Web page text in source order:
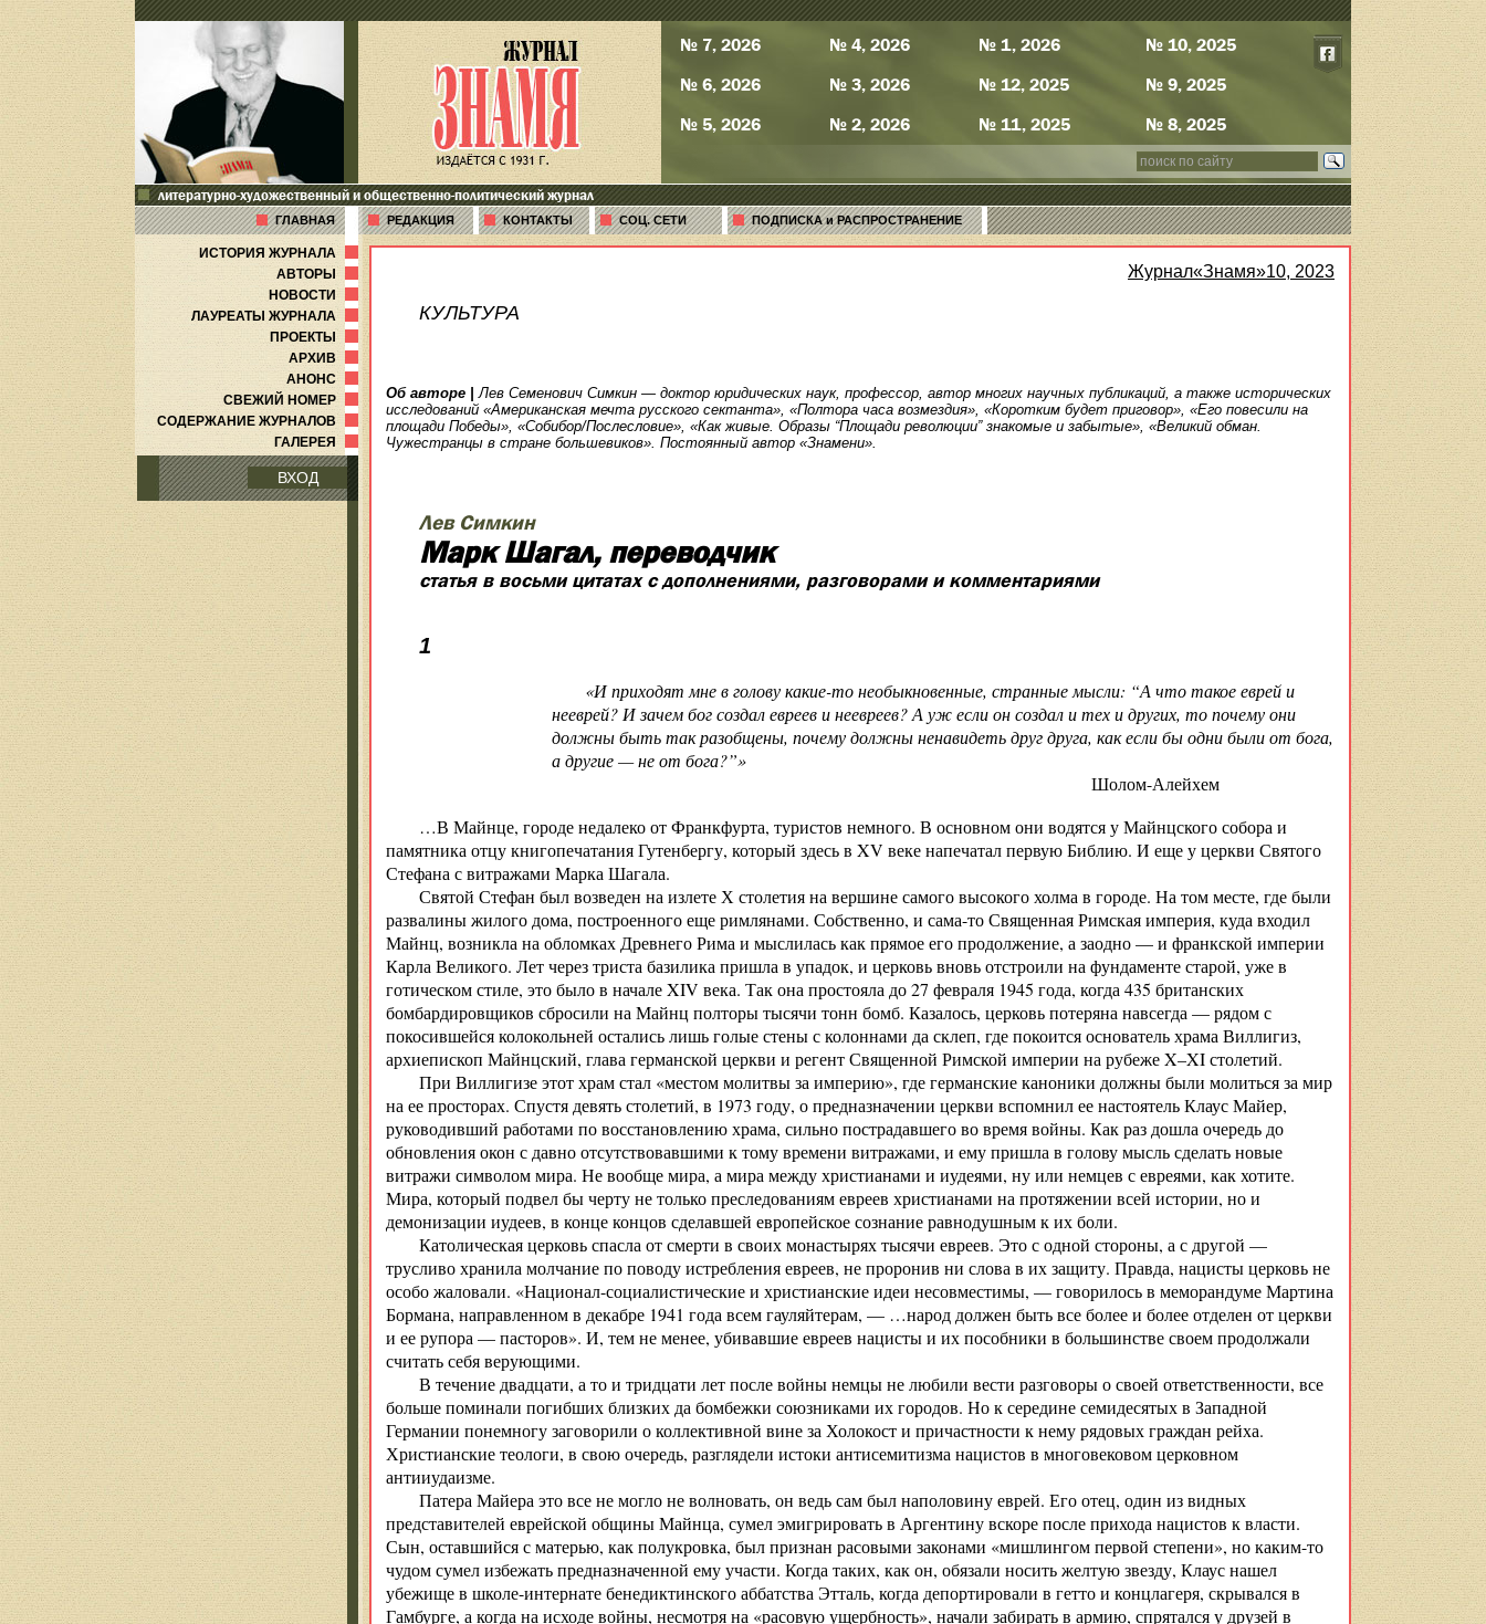
№ 7, 2026
№ 6, 2026
№ 5, 2026
№ 4, 2026
№ 3, 2026
№ 2, 2026
№ 1, 2026
№ 12, 2025
№ 11, 2025
№ 10, 2025
№ 9, 2025
№ 8, 2025
литературно-художественный и общественно-политический журнал
ГЛАВНАЯ РЕДАКЦИЯ КОНТАКТЫ СОЦ. СЕТИ ПОДПИСКА и РАСПРОСТРАНЕНИЕ
ИСТОРИЯ ЖУРНАЛА
АВТОРЫ
НОВОСТИ
ЛАУРЕАТЫ ЖУРНАЛА
ПРОЕКТЫ
АРХИВ
АНОНС
СВЕЖИЙ НОМЕР
СОДЕРЖАНИЕ ЖУРНАЛОВ
ГАЛЕРЕЯ
ВХОД
Журнал«Знамя»10, 2023
КУЛЬТУРА
Об авторе
Лев Семенович Симкин — доктор юридических наук, профессор, автор многих научных публикаций, а также исторических
исследований «Американская мечта русского сектанта», «Полтора часа возмездия», «Коротким будет приговор», «Его повесили на
площади Победы», «Собибор/Послесловие», «Как живые. Образы “Площади революции” знакомые и забытые», «Великий обман.
Чужестранцы в стране большевиков». Постоянный автор «Знамени».
Лев Симкин
Марк Шагал, переводчик
статья в восьми цитатах с дополнениями, разговорами и комментариями
1
«И приходят мне в голову какие-то необыкновенные, странные мысли: “А что такое еврей и
нееврей? И зачем бог создал евреев и неевреев? А уж если он создал и тех и других, то почему они
должны быть так разобщены, почему должны ненавидеть друг друга, как если бы одни были от бога,
а другие — не от бога?”»
Шолом-Алейхем
…В Майнце, городе недалеко от Франкфурта, туристов немного. В основном они водятся у Майнцского собора и
памятника отцу книгопечатания Гутенбергу, который здесь в XV веке напечатал первую Библию. И еще у церкви Святого
Стефана с витражами Марка Шагала.
Святой Стефан был возведен на излете Х столетия на вершине самого высокого холма в городе. На том месте, где были
развалины жилого дома, построенного еще римлянами. Собственно, и сама-то Священная Римская империя, куда входил
Майнц, возникла на обломках Древнего Рима и мыслилась как прямое его продолжение, а заодно — и франкской империи
Карла Великого. Лет через триста базилика пришла в упадок, и церковь вновь отстроили на фундаменте старой, уже в
готическом стиле, это было в начале XIV века. Так она простояла до 27 февраля 1945 года, когда 435 британских
бомбардировщиков сбросили на Майнц полторы тысячи тонн бомб. Казалось, церковь потеряна навсегда — рядом с
покосившейся колокольней остались лишь голые стены с колоннами да склеп, где покоится основатель храма Виллигиз,
архиепископ Майнцский, глава германской церкви и регент Священной Римской империи на рубеже X–XI столетий.
При Виллигизе этот храм стал «местом молитвы за империю», где герман­ские каноники должны были молиться за мир
на ее просторах. Спустя девять столетий, в 1973 году, о предназначении церкви вспомнил ее настоятель Клаус Майер,
руководивший работами по восстановлению храма, сильно пострадавшего во время войны. Как раз дошла очередь до
обновления окон с давно отсутствовавшими к тому времени витражами, и ему пришла в голову мысль сделать новые
витражи символом мира. Не вообще мира, а мира между христианами и иудеями, ну или немцев с евреями, как хотите.
Мира, который подвел бы черту не только преследованиям евреев христианами на протяжении всей истории, но и
демонизации иудеев, в конце концов сделавшей европейское сознание равнодушным к их боли.
Католическая церковь спасла от смерти в своих монастырях тысячи евреев. Это с одной стороны, а с другой —
трусливо хранила молчание по поводу истребления евреев, не проронив ни слова в их защиту. Правда, нацисты церковь не
особо жаловали. «Национал-социалистические и христианские идеи несовместимы, — говорилось в меморандуме Мартина
Бормана, направленном в декабре 1941 года всем гауляйтерам, — …народ должен быть все более и более отделен от церкви
и ее рупора — пасторов». И, тем не менее, убивавшие евреев нацисты и их пособники в большинстве своем продолжали
считать себя верующими.
В течение двадцати, а то и тридцати лет после войны немцы не любили вести разговоры о своей ответственности, все
больше поминали погибших близких да бомбежки союзниками их городов. Но к середине семидесятых в Западной
Германии понемногу заговорили о коллективной вине за Холокост и причастности к нему рядовых граждан рейха.
Христианские теологи, в свою очередь, разглядели истоки антисемитизма нацистов в многовековом церковном
антииудаизме.
Патера Майера это все не могло не волновать, он ведь сам был наполовину еврей. Его отец, один из видных
представителей еврейской общины Майнца, сумел эмигрировать в Аргентину вскоре после прихода нацистов к власти.
Сын, оставшийся с матерью, как полукровка, был признан расовыми законами «мишлингом первой степени», но каким-то
чудом сумел избежать предназначенной ему участи. Когда таких, как он, обязали носить желтую звезду, Клаус нашел
убежище в школе-интернате бенедиктинского аббатства Этталь, когда депортировали в гетто и концлагеря, скрывался в
Гамбурге, а когда на исходе войны, несмотря на «расовую ущербность», начали забирать в армию, спрятался у друзей в